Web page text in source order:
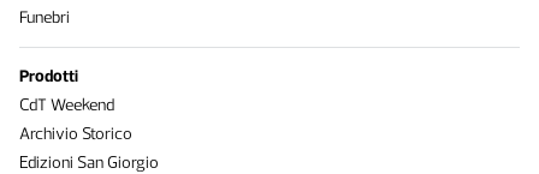
Funebri
Prodotti
CdT Weekend
Archivio Storico
Edizioni San Giorgio